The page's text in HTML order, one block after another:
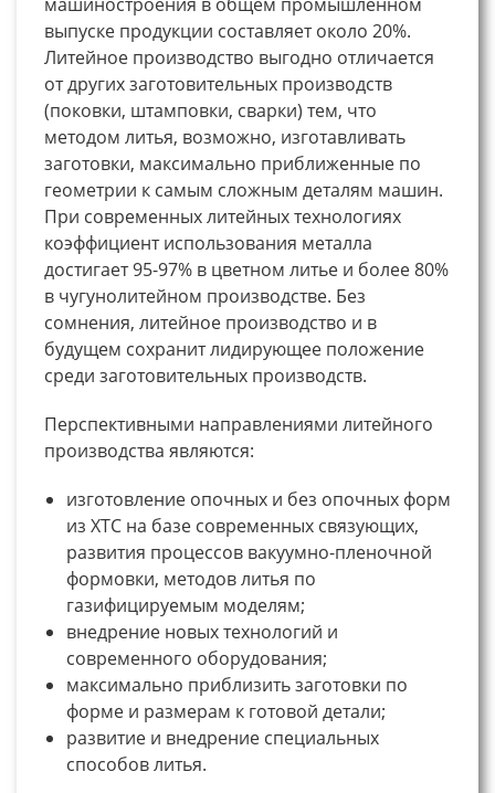
выпуске продукции составляет около 20%.
Литейное производство выгодно отличается
от других заготовительных производств
(поковки, штамповки, сварки) тем, что
методом литья, возможно, изготавливать
заготовки, максимально приближенные по
геометрии к самым сложным деталям машин.
При современных литейных технологиях
коэффициент использования металла
достигает 95-97% в цветном литье и более 80%
в чугунолитейном производстве. Без
сомнения, литейное производство и в
будущем сохранит лидирующее положение
среди заготовительных производств.
Перспективными направлениями литейного
производства являются:
изготовление опочных и без опочных форм
из ХТС на базе современных связующих,
развития процессов вакуумно-пленочной
формовки, методов литья по
газифицируемым моделям;
внедрение новых технологий и
современного оборудования;
максимально приблизить заготовки по
форме и размерам к готовой детали;
развитие и внедрение специальных
способов литья.